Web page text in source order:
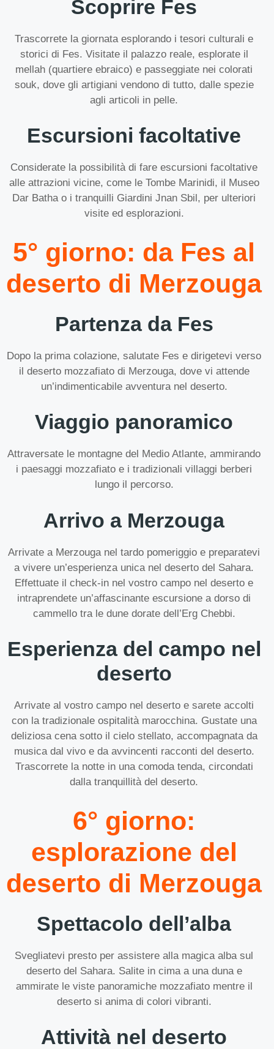
Scoprire Fes
Trascorrete la giornata esplorando i tesori culturali e
storici di Fes. Visitate il palazzo reale, esplorate il
mellah (quartiere ebraico) e passeggiate nei colorati
souk, dove gli artigiani vendono di tutto, dalle spezie
agli articoli in pelle.
Escursioni facoltative
Considerate la possibilità di fare escursioni facoltative
alle attrazioni vicine, come le Tombe Marinidi, il Museo
Dar Batha o i tranquilli Giardini Jnan Sbil, per ulteriori
visite ed esplorazioni.
5° giorno: da Fes al
deserto di Merzouga
Partenza da Fes
Dopo la prima colazione, salutate Fes e dirigetevi verso
il deserto mozzafiato di Merzouga, dove vi attende
un’indimenticabile avventura nel deserto.
Viaggio panoramico
Attraversate le montagne del Medio Atlante, ammirando
i paesaggi mozzafiato e i tradizionali villaggi berberi
lungo il percorso.
Arrivo a Merzouga
Arrivate a Merzouga nel tardo pomeriggio e preparatevi
a vivere un’esperienza unica nel deserto del Sahara.
Effettuate il check-in nel vostro campo nel deserto e
intraprendete un’affascinante escursione a dorso di
cammello tra le dune dorate dell’Erg Chebbi.
Esperienza del campo nel
deserto
Arrivate al vostro campo nel deserto e sarete accolti
con la tradizionale ospitalità marocchina. Gustate una
deliziosa cena sotto il cielo stellato, accompagnata da
musica dal vivo e da avvincenti racconti del deserto.
Trascorrete la notte in una comoda tenda, circondati
dalla tranquillità del deserto.
6° giorno:
esplorazione del
deserto di Merzouga
Spettacolo dell’alba
Svegliatevi presto per assistere alla magica alba sul
deserto del Sahara. Salite in cima a una duna e
ammirate le viste panoramiche mozzafiato mentre il
deserto si anima di colori vibranti.
Attività nel deserto